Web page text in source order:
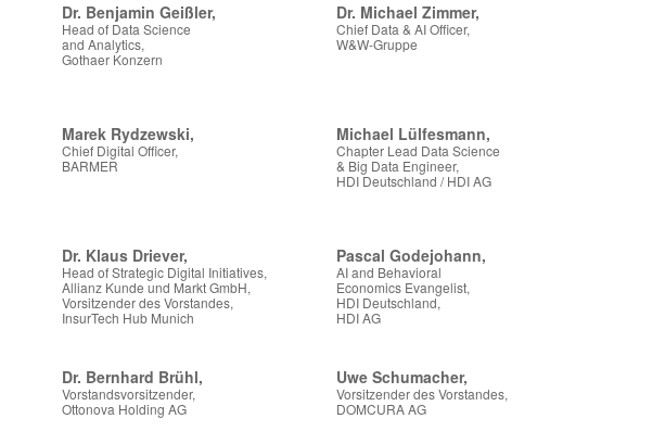
Dr. Benjamin Geißler,
Head of Data Science
and Analytics,
Gothaer Konzern
Dr. Michael Zimmer,
Chief Data & AI Officer,
W&W-Gruppe
Marek Rydzewski,
Chief Digital Officer,
BARMER
Michael Lülfesmann,
Chapter Lead Data Science
& Big Data Engineer,
HDI Deutschland / HDI AG
Dr. Klaus Driever,
Head of Strategic Digital Initiatives,
Allianz Kunde und Markt GmbH,
Vorsitzender des Vorstandes,
InsurTech Hub Munich
Pascal Godejohann,
AI and Behavioral
Economics Evangelist,
HDI Deutschland,
HDI AG
Dr. Bernhard Brühl,
Vorstandsvorsitzender,
Ottonova Holding AG
Uwe Schumacher,
Vorsitzender des Vorstandes,
DOMCURA AG